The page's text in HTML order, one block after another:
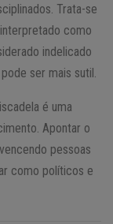
Trata-se
como
indelicado
ser mais sutil.
é uma
Apontar o
pessoas
como políticos e